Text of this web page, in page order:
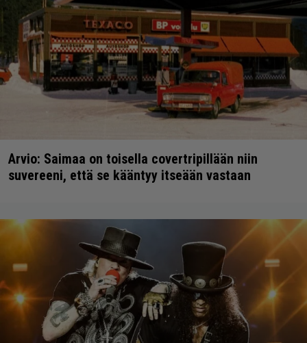
Arvio: Saimaa on toisella covertripillään niin
suvereeni, että se kääntyy itseään vastaan